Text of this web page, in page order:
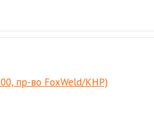
пр-во FoxWeld/КНР)